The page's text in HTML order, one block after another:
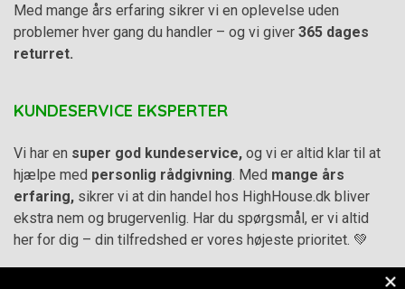
Med mange års erfaring sikrer vi en oplevelse uden
problemer hver gang du handler – og vi giver 365 dages
returret.
KUNDESERVICE EKSPERTER
Vi har en super god kundeservice, og vi er altid klar til at
hjælpe med personlig rådgivning . Med mange års
erfaring, sikrer vi at din handel hos HighHouse.dk bliver
ekstra nem og brugervenlig. Har du spørgsmål, er vi altid
her for dig – din tilfredshed er vores højeste prioritet. 💚